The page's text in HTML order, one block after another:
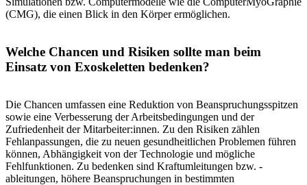
(CMG), die einen Blick in den Körper ermöglichen.
Welche Chancen und Risiken sollte man beim
Einsatz von Exoskeletten bedenken?
Die Chancen umfassen eine Reduktion von Beanspruchungsspitzen
sowie eine Verbesserung der Arbeitsbedingungen und der
Zufriedenheit der Mitarbeiter:innen. Zu den Risiken zählen
Fehlanpassungen, die zu neuen gesundheitlichen Problemen führen
können, Abhängigkeit von der Technologie und mögliche
Fehlfunktionen. Zu bedenken sind Kraftumleitungen bzw. -
ableitungen, höhere Beanspruchungen in bestimmten